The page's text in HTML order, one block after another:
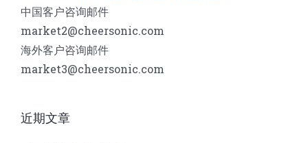
中国客户咨询邮件
market2@cheersonic.com
海外客户咨询邮件
market3@cheersonic.com
近期文章